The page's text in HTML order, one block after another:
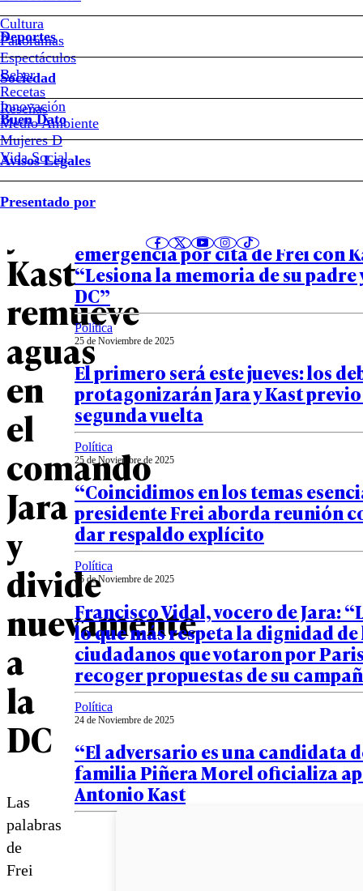
Cultura
Panoramas
Espectáculos
Beber
Recetas
Reseñas
Deportes
Sociedad
Innovación
Medio Ambiente
Mujeres D
Vida Social
Buen Dato
Avisos Legales
Presentado por
Kast
Inesperado
encuentro
entre
Frei
Kast
remueve
aguas
en
el
comando
Jara
y
divide
nuevamente
a
la
DC
Las
palabras
de
Frei
Notas relacionadas
25 de Noviembre de 2025
Huenchumilla confirma reunión
emergencia por cita de Frei con
“Lesiona la memoria de su padre
DC”
Política
25 de Noviembre de 2025
El primero será este jueves: los
protagonizarán Jara y Kast
segunda vuelta
Política
25 de Noviembre de 2025
“Coincidimos en los temas
presidente Frei aborda reunión
dar respaldo explícito
Política
25 de Noviembre de 2025
Francisco Vidal, vocero de Jara:
lo que más respeta la dignidad de
ciudadanos que votaron por
recoger propuestas de su
Política
24 de Noviembre de 2025
“El adversario es una candidata
familia Piñera Morel oficializa
Antonio Kast